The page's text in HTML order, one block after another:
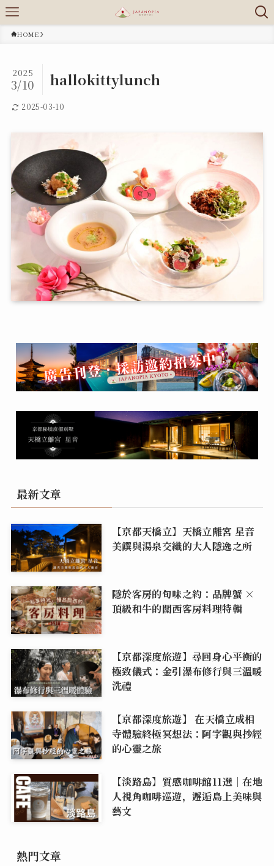
HOME
hallokittylunch
2025
3/10
2025-03-10
最新文章
【京都天橋立】天橋立離宮 星音
美饌與湯泉交織的大人隱逸之所
隱於客房的旬味之約：品牌蟹 ×
頂級和牛的關西客房料理特輯
【京都深度旅遊】尋回身心平衡的
極致儀式：金引瀑布修行與三溫暖
洗禮
【京都深度旅遊】 在天橋立成相
寺體驗終極冥想法：阿字觀與抄經
的心靈之旅
【淡路島】質感咖啡館11選｜在地
人視角咖啡巡遊，邂逅島上美味與
藝文
熱門文章